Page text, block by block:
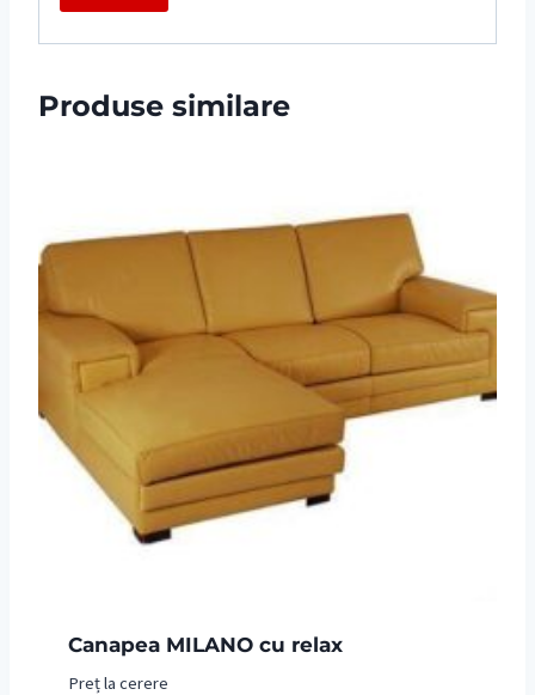
Produse similare
Canapea MILANO cu relax
Preț la cerere